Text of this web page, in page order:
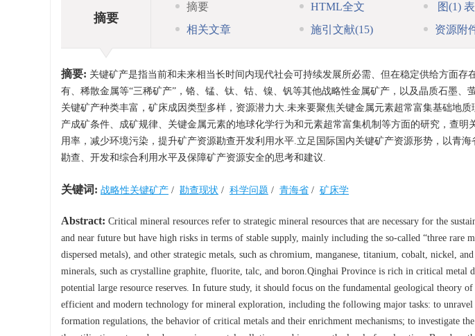
摘要
摘要 HTML全文 图(1) 表
相关文章
施引文献(15) 资源附
摘要: 关键矿产是指当前和未来相当长时间内现代社会可持续发展所必需、但在稳定供给方面存
有、稀散金属等“三稀矿产”，铬、锰、钛、钴、镍、钒等其他战略性金属矿产，以及晶质石墨、
关键矿产种类丰富，矿床成因类型多样，资源潜力大.未来要聚焦关键金属元素超常富集基础地
产成矿条件、成矿规律、关键金属元素的地球化学行为和元素超常富集机制等方面的研究，查明
用率，减少环境污染，提升矿产资源勘查开发利用水平.立足国际国内关键矿产资源形势，以青海
勘查、开发和综合利用水平及保障矿产资源安全的思考和建议.
关键词: 战略性关键矿产 / 勘查现状 / 科学问题 / 青海省 / 矿床学
Abstract: Critical mineral resources refer to strategic mineral resources that are necessary for the
and near future but have high risks in terms of stable supply, mainly including the so-called “three rare
dispersed metals), and other strategic metals, such as chromium, manganese, titanium, cobalt, nickel,
minerals, such as crystalline graphite, fluorite, talc, and boron.Qinghai Province is rich in critical metal
potential large resource reserves. In future study, it should focus on the fundamental geological theory
efficient and modern technology for mineral exploration, including the following major tasks: to
formation regulations, the behavior of critical metals and their enrichment mechanisms; to investigate